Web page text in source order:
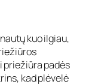
kuo ilgiau,
priežiūra padės
kad plėvelė